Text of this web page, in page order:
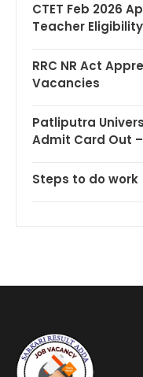
CTET Feb 2026
Teacher
RRC NR Act
Vacancies
Patliputra
Admit Card Out
Steps to do work